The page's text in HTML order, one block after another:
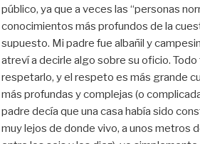
público, ya que a veces las “personas
conocimientos más profundos de la
supuesto. Mi padre fue albañil y
atreví a decirle algo sobre su oficio. Todo
respetarlo, y el respeto es más grande
más profundas y complejas (o
padre decía que una casa había sido
muy lejos de donde vivo, a unos metros